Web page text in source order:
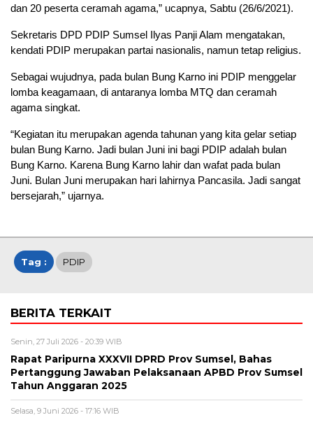
dan 20 peserta ceramah agama,” ucapnya, Sabtu (26/6/2021).
Sekretaris DPD PDIP Sumsel Ilyas Panji Alam mengatakan,
kendati PDIP merupakan partai nasionalis, namun tetap religius.
Sebagai wujudnya, pada bulan Bung Karno ini PDIP menggelar
lomba keagamaan, di antaranya lomba MTQ dan ceramah
agama singkat.
“Kegiatan itu merupakan agenda tahunan yang kita gelar setiap
bulan Bung Karno. Jadi bulan Juni ini bagi PDIP adalah bulan
Bung Karno. Karena Bung Karno lahir dan wafat pada bulan
Juni. Bulan Juni merupakan hari lahirnya Pancasila. Jadi sangat
bersejarah,” ujarnya.
Tag : PDIP
BERITA TERKAIT
Senin, 27 Juli 2026 - 20:39 WIB
Rapat Paripurna XXXVII DPRD Prov Sumsel, Bahas
Pertanggung Jawaban Pelaksanaan APBD Prov Sumsel
Tahun Anggaran 2025
Selasa, 9 Juni 2026 - 17:16 WIB